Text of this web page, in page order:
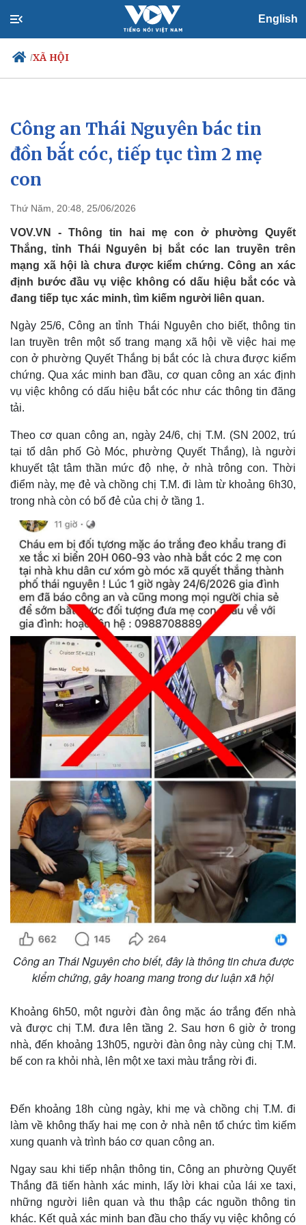
English
/XÃ HỘI
Chính trị
Đảng
Tổ chức nhân sự
Quốc hội
Xã hội
Tin 24h
Dự báo thời tiết
Thế giới
Cuộc sống đó đây
Hồ sơ
Multimedia
Video
E-Magazine
Infographic
Công an Thái Nguyên bác tin
đồn bắt cóc, tiếp tục tìm 2 mẹ
con
Thứ Năm, 20:48, 25/06/2026
VOV.VN - Thông tin hai mẹ con ở phường Quyết
Thắng, tỉnh Thái Nguyên bị bắt cóc lan truyền trên
mạng xã hội là chưa được kiểm chứng. Công an xác
định bước đầu vụ việc không có dấu hiệu bắt cóc và
đang tiếp tục xác minh, tìm kiếm người liên quan.
Ngày 25/6, Công an tỉnh Thái Nguyên cho biết, thông tin
lan truyền trên một số trang mạng xã hội về việc hai mẹ
con ở phường Quyết Thắng bị bắt cóc là chưa được kiểm
chứng. Qua xác minh ban đầu, cơ quan công an xác định
vụ việc không có dấu hiệu bắt cóc như các thông tin đăng
tải.
Theo cơ quan công an, ngày 24/6, chị T.M. (SN 2002, trú
tại tổ dân phố Gò Móc, phường Quyết Thắng), là người
khuyết tật tâm thần mức độ nhẹ, ở nhà trông con. Thời
điểm này, mẹ đẻ và chồng chị T.M. đi làm từ khoảng 6h30,
trong nhà còn có bố đẻ của chị ở tầng 1.
Công an Thái Nguyên cho biết, đây là thông tin chưa được
kiểm chứng, gây hoang mang trong dư luận xã hội
Khoảng 6h50, một người đàn ông mặc áo trắng đến nhà
và được chị T.M. đưa lên tầng 2. Sau hơn 6 giờ ở trong
nhà, đến khoảng 13h05, người đàn ông này cùng chị T.M.
bế con ra khỏi nhà, lên một xe taxi màu trắng rời đi.
Đến khoảng 18h cùng ngày, khi mẹ và chồng chị T.M. đi
làm về không thấy hai mẹ con ở nhà nên tổ chức tìm kiếm
xung quanh và trình báo cơ quan công an.
Ngay sau khi tiếp nhận thông tin, Công an phường Quyết
Thắng đã tiến hành xác minh, lấy lời khai của lái xe taxi,
những người liên quan và thu thập các nguồn thông tin
khác. Kết quả xác minh ban đầu cho thấy vụ việc không có